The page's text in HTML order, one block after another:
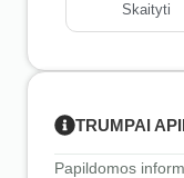
Skaityti
TRUMPAI
Papildomos